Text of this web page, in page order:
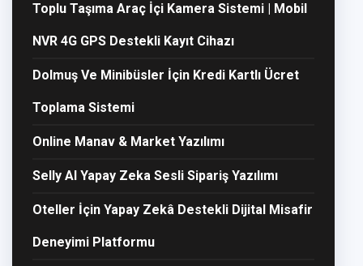
Toplu Taşıma Araç İçi Kamera Sistemi | Mobil
NVR 4G GPS Destekli Kayıt Cihazı
Dolmuş Ve Minibüsler İçin Kredi Kartlı Ücret
Toplama Sistemi
Online Manav & Market Yazılımı
Selly AI Yapay Zeka Sesli Sipariş Yazılımı
Oteller İçin Yapay Zekâ Destekli Dijital Misafir
Deneyimi Platformu